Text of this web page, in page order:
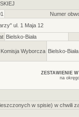
Numer
ul. 1 Maja 12
Bielsko-Biała
Wyborcza Bielsko-Biała
ZESTAWIENIE
na
w spisie) w chwili